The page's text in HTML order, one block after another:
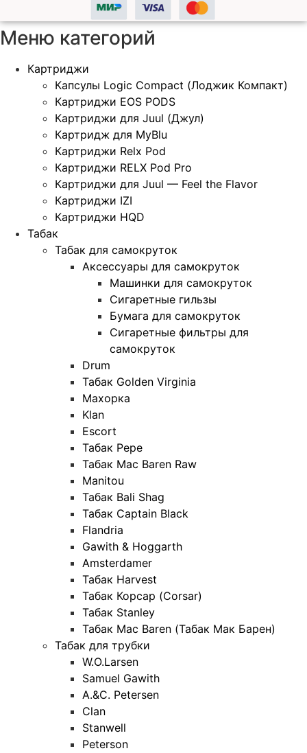
Меню категорий
Картриджи
Капсулы Logic Compact (Лоджик Компакт)
Картриджи EOS PODS
Картриджи для Juul (Джул)
Картридж для MyBlu
Картриджи Relx Pod
Картриджи RELX Pod Pro
Картриджи для Juul — Feel the Flavor
Картриджи IZI
Картриджи HQD
Табак
Табак для самокруток
Аксессуары для самокруток
Машинки для самокруток
Сигаретные гильзы
Бумага для самокруток
Сигаретные фильтры для
самокруток
Drum
Табак Golden Virginia
Махорка
Klan
Escort
Табак Pepe
Табак Mac Baren Raw
Manitou
Табак Bali Shag
Табак Captain Black
Flandria
Gawith & Hoggarth
Amsterdamer
Табак Harvest
Табак Корсар (Corsar)
Табак Stanley
Табак Mac Baren (Табак Мак Барен)
Табак для трубки
W.O.Larsen
Samuel Gawith
A.&C. Petersen
Clan
Stanwell
Peterson